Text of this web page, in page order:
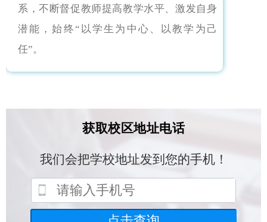
系，不断督促教师提高教学水平、激发自身
潜能，始终“以学生为中心、以教学为己
任”。